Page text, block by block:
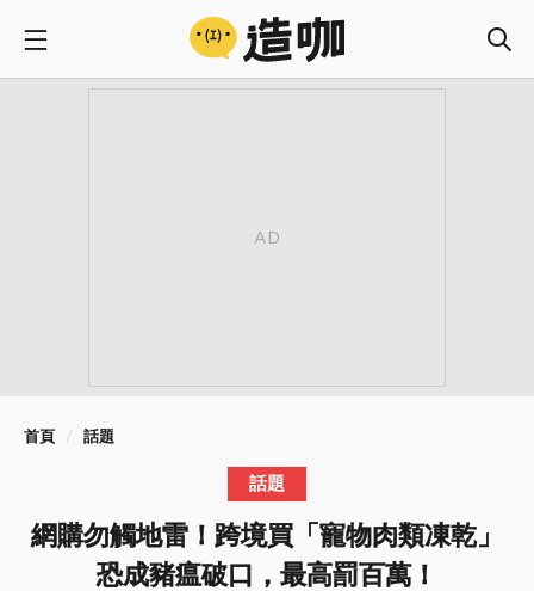
首頁 話題
話題
網購勿觸地雷！跨境買「寵物肉類凍乾」
恐成豬瘟破口，最高罰百萬！